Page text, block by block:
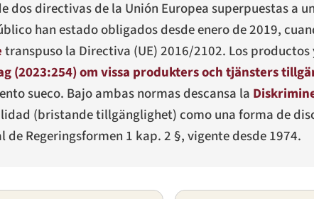
directivas de la Unión Europea superpuestas a
han estado obligados desde enero de 2019,
transpuso la Directiva (UE) 2016/2102. Los productos
(2023:254) om vissa produkters och tjänsters
sueco. Bajo ambas normas descansa la
(bristande tillgänglighet) como una forma de
deRegeringsformen 1 kap. 2 §, vigente desde 1974.